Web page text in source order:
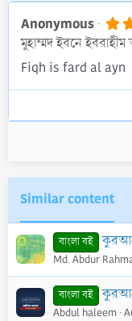
Anonymous
মুহাম্মদ ইবনে
Fiqh is fard al ayn
Similar content
বাংলা বই
Md. Abdur
বাংলা বই কুরআন
Abdul haleem